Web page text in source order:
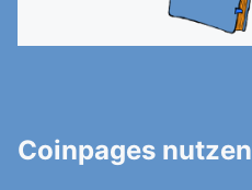
Coinpages nutzen